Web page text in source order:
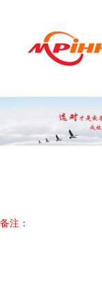
备注：